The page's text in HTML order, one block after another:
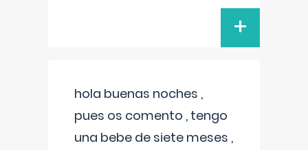
+
hola buenas noches ,
pues os comento , tengo
una bebe de siete meses ,